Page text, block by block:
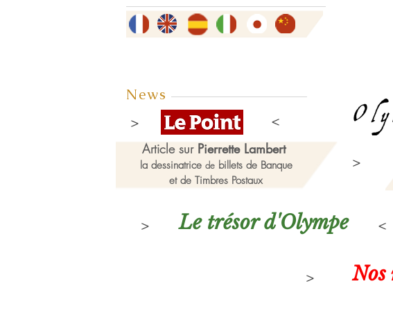
News
Article sur Pierrette Lambert
la dessinatrice debillets de Banque
et de Timbres Postaux
Le trésor d'Olympe